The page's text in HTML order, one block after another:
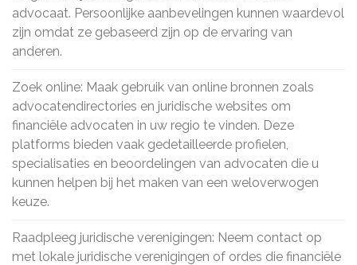
advocaat. Persoonlijke aanbevelingen kunnen waardevol
zijn omdat ze gebaseerd zijn op de ervaring van
anderen.
Zoek online: Maak gebruik van online bronnen zoals
advocatendirectories en juridische websites om
financiële advocaten in uw regio te vinden. Deze
platforms bieden vaak gedetailleerde profielen,
specialisaties en beoordelingen van advocaten die u
kunnen helpen bij het maken van een weloverwogen
keuze.
Raadpleeg juridische verenigingen: Neem contact op
met lokale juridische verenigingen of ordes die financiële